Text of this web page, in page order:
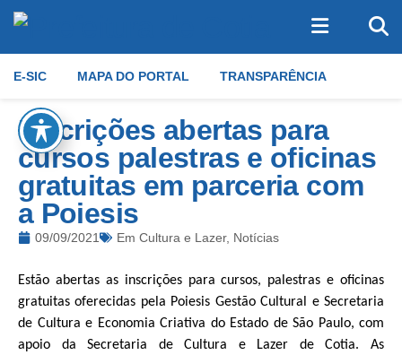
E-SIC MAPA DO PORTAL TRANSPARÊNCIA
Inscrições abertas para
cursos palestras e oficinas
gratuitas em parceria com
a Poiesis
09/09/2021 Em Cultura e Lazer, Notícias
Estão abertas as inscrições para cursos, palestras e oficinas
gratuitas oferecidas pela Poiesis Gestão Cultural e Secretaria
de Cultura e Economia Criativa do Estado de São Paulo, com
apoio da Secretaria de Cultura e Lazer de Cotia. As